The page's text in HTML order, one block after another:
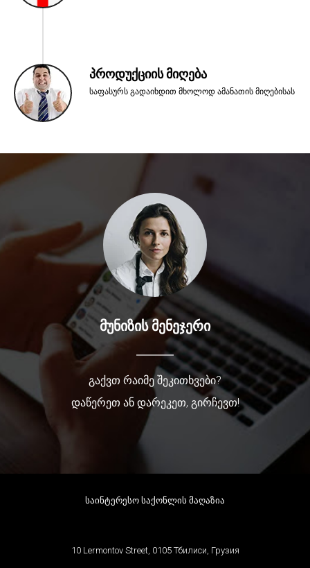
პროდუქციის მიღება
საფასურს გადაიხდით მხოლოდ ამანათის მიღებისას
მუნიზის მენეჯერი
გაქვთ რაიმე შეკითხვები?
დაწერეთ ან დარეკეთ, გირჩევთ!
საინტერესო საქონლის მაღაზია
10 Lermontov Street, 0105 Тбилиси, Грузия